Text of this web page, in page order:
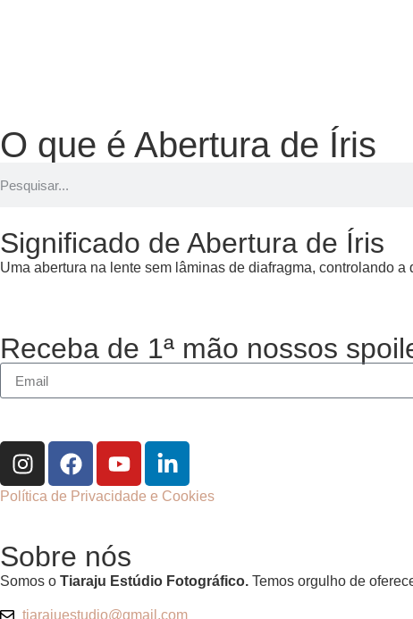
O que é Abertura de Íris
Significado de Abertura de Íris
Uma abertura na lente sem lâminas de diafragma, controlando a
Receba de 1ª mão nossos
Política de Privacidade e Cookies
Sobre nós
Somos o Tiaraju Estúdio Fotográfico. Temos orgulho de
tiarajuestudio@gmail.com